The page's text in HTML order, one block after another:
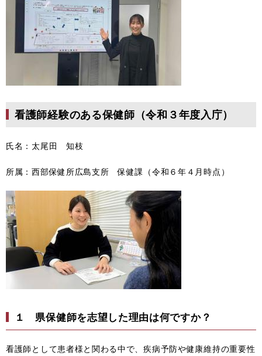
看護師経験のある保健師（令和３年度入庁）
氏名：太尾田 知枝
所属：西部保健所広島支所 保健課（令和６年４月時点）
１ 県保健師を志望した理由は何ですか？
看護師として患者様と関わる中で、疾病予防や健康維持の重要性